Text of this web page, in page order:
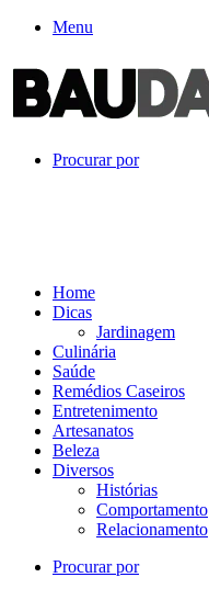
Menu
Procurar por
Home
Dicas
Jardinagem
Culinária
Saúde
Remédios Caseiros
Entretenimento
Artesanatos
Beleza
Diversos
Histórias
Comportamento
Relacionamento
Procurar por